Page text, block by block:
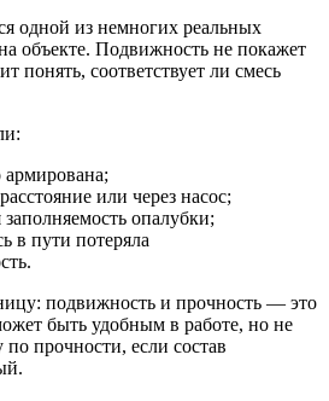
одной из немногих реальных
объекте. Подвижность не покажет
понять, соответствует ли смесь
армирована;
или через насос;
опалубки;
в пути потеряла
подвижность и прочность — это
быть удобным в работе, но не
по прочности, если состав